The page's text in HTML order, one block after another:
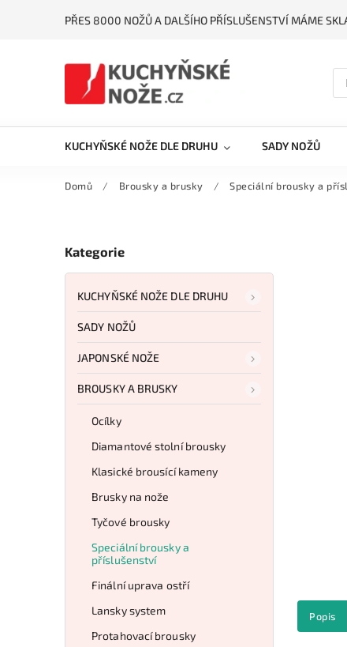
PŘES 8000 NOŽŮ A DALŠÍHO PŘÍSLUŠENSTVÍ MÁME
KUCHYŇSKÉ NOŽE DLE DRUHU SADY NOŽŮ
Domů / Brousky a brusky / Speciální brousky a
Kategorie
KUCHYŇSKÉ NOŽE DLE DRUHU
SADY NOŽŮ
JAPONSKÉ NOŽE
BROUSKY A BRUSKY
Ocílky
Diamantové stolní brousky
Klasické brousící kameny
Brusky na nože
Tyčové brousky
Speciální brousky a
příslušenství
Finální uprava ostří
Lansky system
Protahovací brousky
Popis